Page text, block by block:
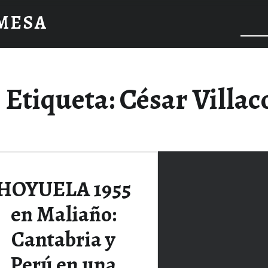
Etiqueta:César
1955
en Maliaño:
Cantabria y